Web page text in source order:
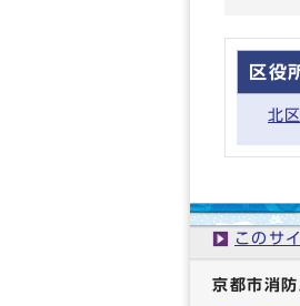
区役
北区
このサ
京都市消